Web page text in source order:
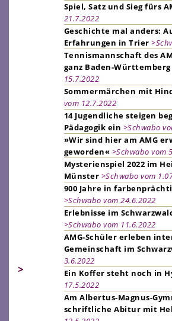
Spiel, Satz und Sieg fürs
21.7.2022
Geschichte mal anders:
Erfahrungen in Trier
Tennismannschaft des
ganz Baden-Württemberg
15.7.2022
Sommermärchen mit
vom 12.7.2022
14 Jugendliche steigen
Pädagogik ein >Schwabo
»Wir sind hier am AMG
geworden« >Schwabo vom
Mysterienspiel 2022 im
Münster >Schwabo vom
900 Jahre in
>Schwabo vom 24.6.2022
Erlebnisse im
>Schwabo vom 11.6.2022
AMG-Schüler erleben
Gemeinschaft im
3.6.2022
Ein Koffer steht noch in
17.5.2022
Am Albertus-Magnus-
schriftliche Abitur mit
>